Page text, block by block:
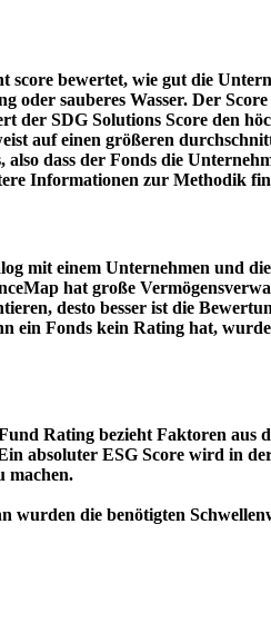
score bewertet, wie gut die
oder sauberes Wasser. Der
der SDG Solutions Score den
auf einen größeren
dass der Fonds die
Informationen zur Methodik
mit einem Unternehmen und
hat große
desto besser ist die
ein Fonds kein Rating hat,
Rating bezieht Faktoren aus
absoluter ESG Score wird in
machen.
wurden die benötigten